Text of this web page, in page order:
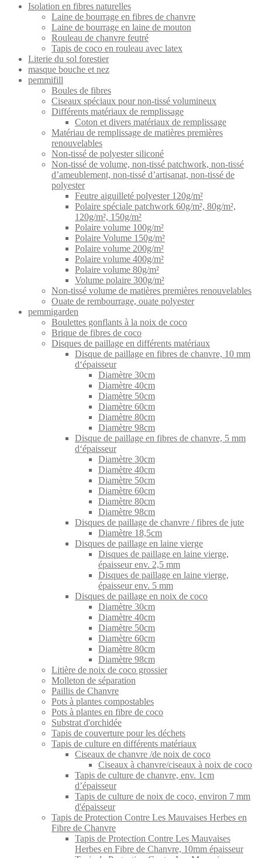
Isolation en fibres naturelles
Laine de bourrage en fibres de chanvre
Laine de bourrage en laine de mouton
Rouleau de chanvre feutré
Tapis de coco en rouleau avec latex
Literie du sol forestier
masque bouche et nez
pemmifill
Boules de fibres
Ciseaux spéciaux pour non-tissé volumineux
Différents matériaux de remplissage
Coton et divers matériaux de remplissage
Matériau de remplissage de matières premières
renouvelables
Non-tissé de polyester siliconé
Non-tissé de volume, non-tissé patchwork, non-tissé
d’ameublement, non-tissé d’artisanat, non-tissé de
polyester
Feutre aiguilleté polyester 120g/m²
Polaire spéciale patchwork 60g/m², 80g/m²,
120g/m², 150g/m²
Polaire volume 100g/m²
Polaire Volume 150g/m²
Polaire volume 200g/m²
Polaire volume 400g/m²
Polaire volume 80g/m²
Volume polaire 300g/m²
Non-tissé volume de matières premières renouvelables
Ouate de rembourrage, ouate polyester
pemmigarden
Boulettes gonflants à la noix de coco
Brique de fibres de coco
Disques de paillage en différents matériaux
Disque de paillage en fibres de chanvre, 10 mm
d‘épaisseur
Diamètre 30cm
Diamètre 40cm
Diamètre 50cm
Diamètre 60cm
Diamètre 80cm
Diamètre 98cm
Disque de paillage en fibres de chanvre, 5 mm
d‘épaisseur
Diamètre 30cm
Diamètre 40cm
Diamètre 50cm
Diamètre 60cm
Diamètre 80cm
Diamètre 98cm
Disques de paillage de chanvre / fibres de jute
Diamètre 18,5cm
Disques de paillage en laine vierge
Disques de paillage en laine vierge,
épaisseur env. 2,5 mm
Disques de paillage en laine vierge,
épaisseur env. 5 mm
Disques de paillage en noix de coco
Diamètre 30cm
Diamètre 40cm
Diamètre 50cm
Diamètre 60cm
Diamètre 80cm
Diamètre 98cm
Litière de noix de coco grossier
Molleton de séparation
Paillis de Chanvre
Pots à plantes compostables
Pots à plantes en fibre de coco
Substrat d'orchidée
Tapis de couverture pour les déchets
Tapis de culture en différents matériaux
Ciseaux de chanvre /de noix de coco
Ciseaux à chanvre/ciseaux à noix de coco
Tapis de culture de chanvre, env. 1cm
d’épaisseur
Tapis de culture de noix de coco, environ 7 mm
d'épaisseur
Tapis de Protection Contre Les Mauvaises Herbes en
Fibre de Chanvre
Tapis de Protection Contre Les Mauvaises
Herbes en Fibre de Chanvre, 10mm épaisseur